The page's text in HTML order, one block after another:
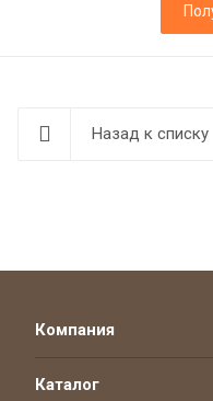
Назад к списку
Компания
Каталог